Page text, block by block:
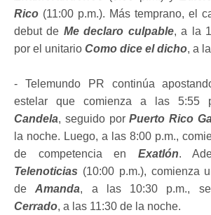
Rico (11:00 p.m.). Más temprano, el
debut de Me declaro culpable, a la
por el unitario Como dice el dicho, a
- Telemundo PR continúa
estelar que comienza a las 5:55
Candela, seguido porPuerto Rico
la noche. Luego, a las 8:00 p.m.,
de competencia en Exatlón.
Telenoticias (10:00 p.m.), comienza
deAmanda, a las 10:30 p.m.,
Cerrado, a las 11:30 de la noche.